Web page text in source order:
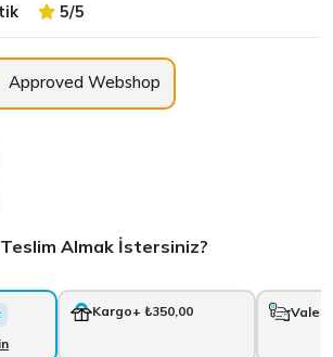
5/5
Approved Webshop
Teslim Almak İstersiniz?
Kargo+ ₺350,00 Vale